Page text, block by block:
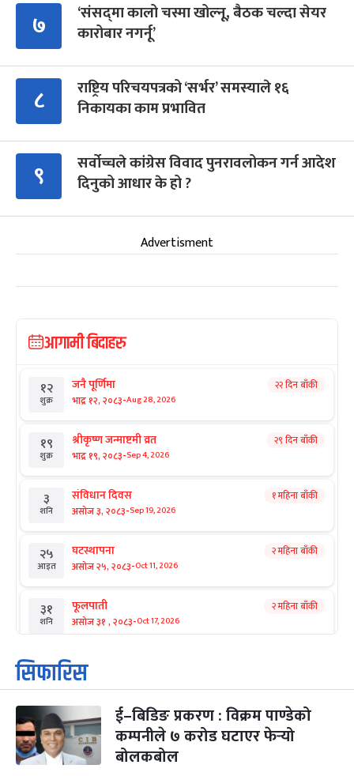
७
‘संसद्‍मा कालो चस्मा खोल्नू, बैठक चल्दा सेयर
कारोबार नगर्नू’
८
राष्ट्रिय परिचयपत्रको ‘सर्भर’ समस्याले १६
निकायका काम प्रभावित
९
सर्वोच्चले कांग्रेस विवाद पुनरावलोकन गर्न आदेश
दिनुको आधार के हो ?
Advertisment
आगामी बिदाहरु
१२
शुक्र
जनै पूर्णिमा
भाद्र १२, २०८३-Aug 28, 2026
२२ दिन बाँकी
१९
शुक्र
श्रीकृष्ण जन्माष्टमी व्रत
भाद्र १९, २०८३-Sep 4, 2026
२९ दिन बाँकी
३
शनि
संविधान दिवस
असोज ३, २०८३-Sep 19, 2026
१ महिना बाँकी
२५
आइत
घटस्थापना
असोज २५, २०८३-Oct 11, 2026
२ महिना बाँकी
३१
शनि
फूलपाती
असोज ३१ , २०८३-Oct 17, 2026
२ महिना बाँकी
१
आइत
कार्तिक सङ्क्रान्ति
कार्तिक १, २०८३
३
मंगल
महानवमी
कार्तिक ३, २०८३-Oct 20, 2026
२ महिना बाँकी
सिफारिस
ई–बिडिङ प्रकरण : विक्रम पाण्डेको
कम्पनीले ७ करोड घटाएर फेर्‍यो
बोलकबोल